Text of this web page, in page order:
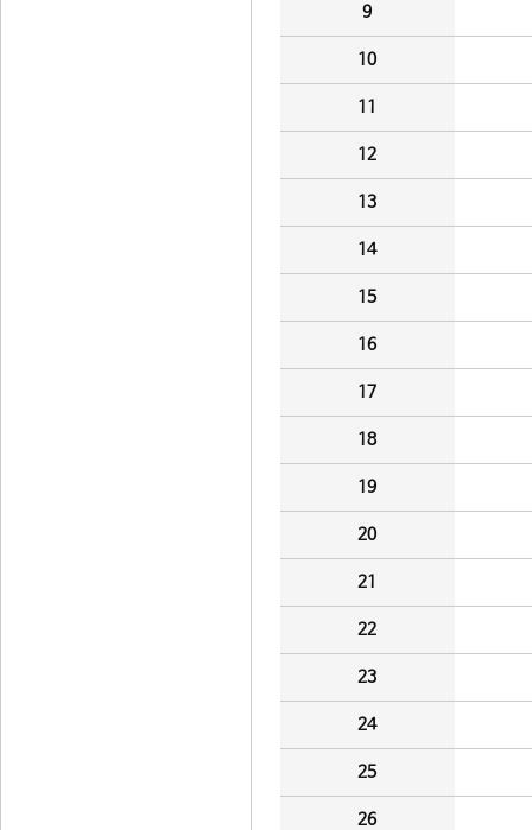
9
10
11
12
13
14
15
16
17
18
19
20
21
22
23
24
25
26